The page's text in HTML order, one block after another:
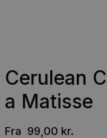
Cerulean
a Matisse
Fra 99,00 kr.